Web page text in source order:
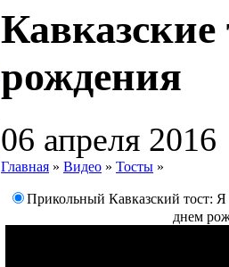
рождения
06 апреля 2016
Главная » Видео » Тосты »
Прикольный Кавказский тост:
днем